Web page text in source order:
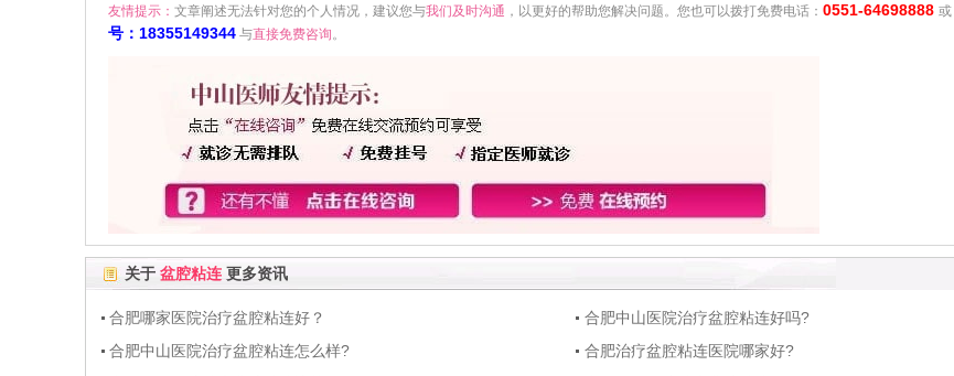
友情提示： 文章阐述无法针对您的个人情况，建议您与我们及时沟通 ，以更好的帮助您解决问题。您也可以拨打免费电话： 0551-64698888 或
号：18355149344 与直接免费咨询。
关于 盆腔粘连 更多资讯
合肥哪家医院治疗盆腔粘连好？
合肥中山医院治疗盆腔粘连好吗?
合肥中山医院治疗盆腔粘连怎么样?
合肥治疗盆腔粘连医院哪家好?